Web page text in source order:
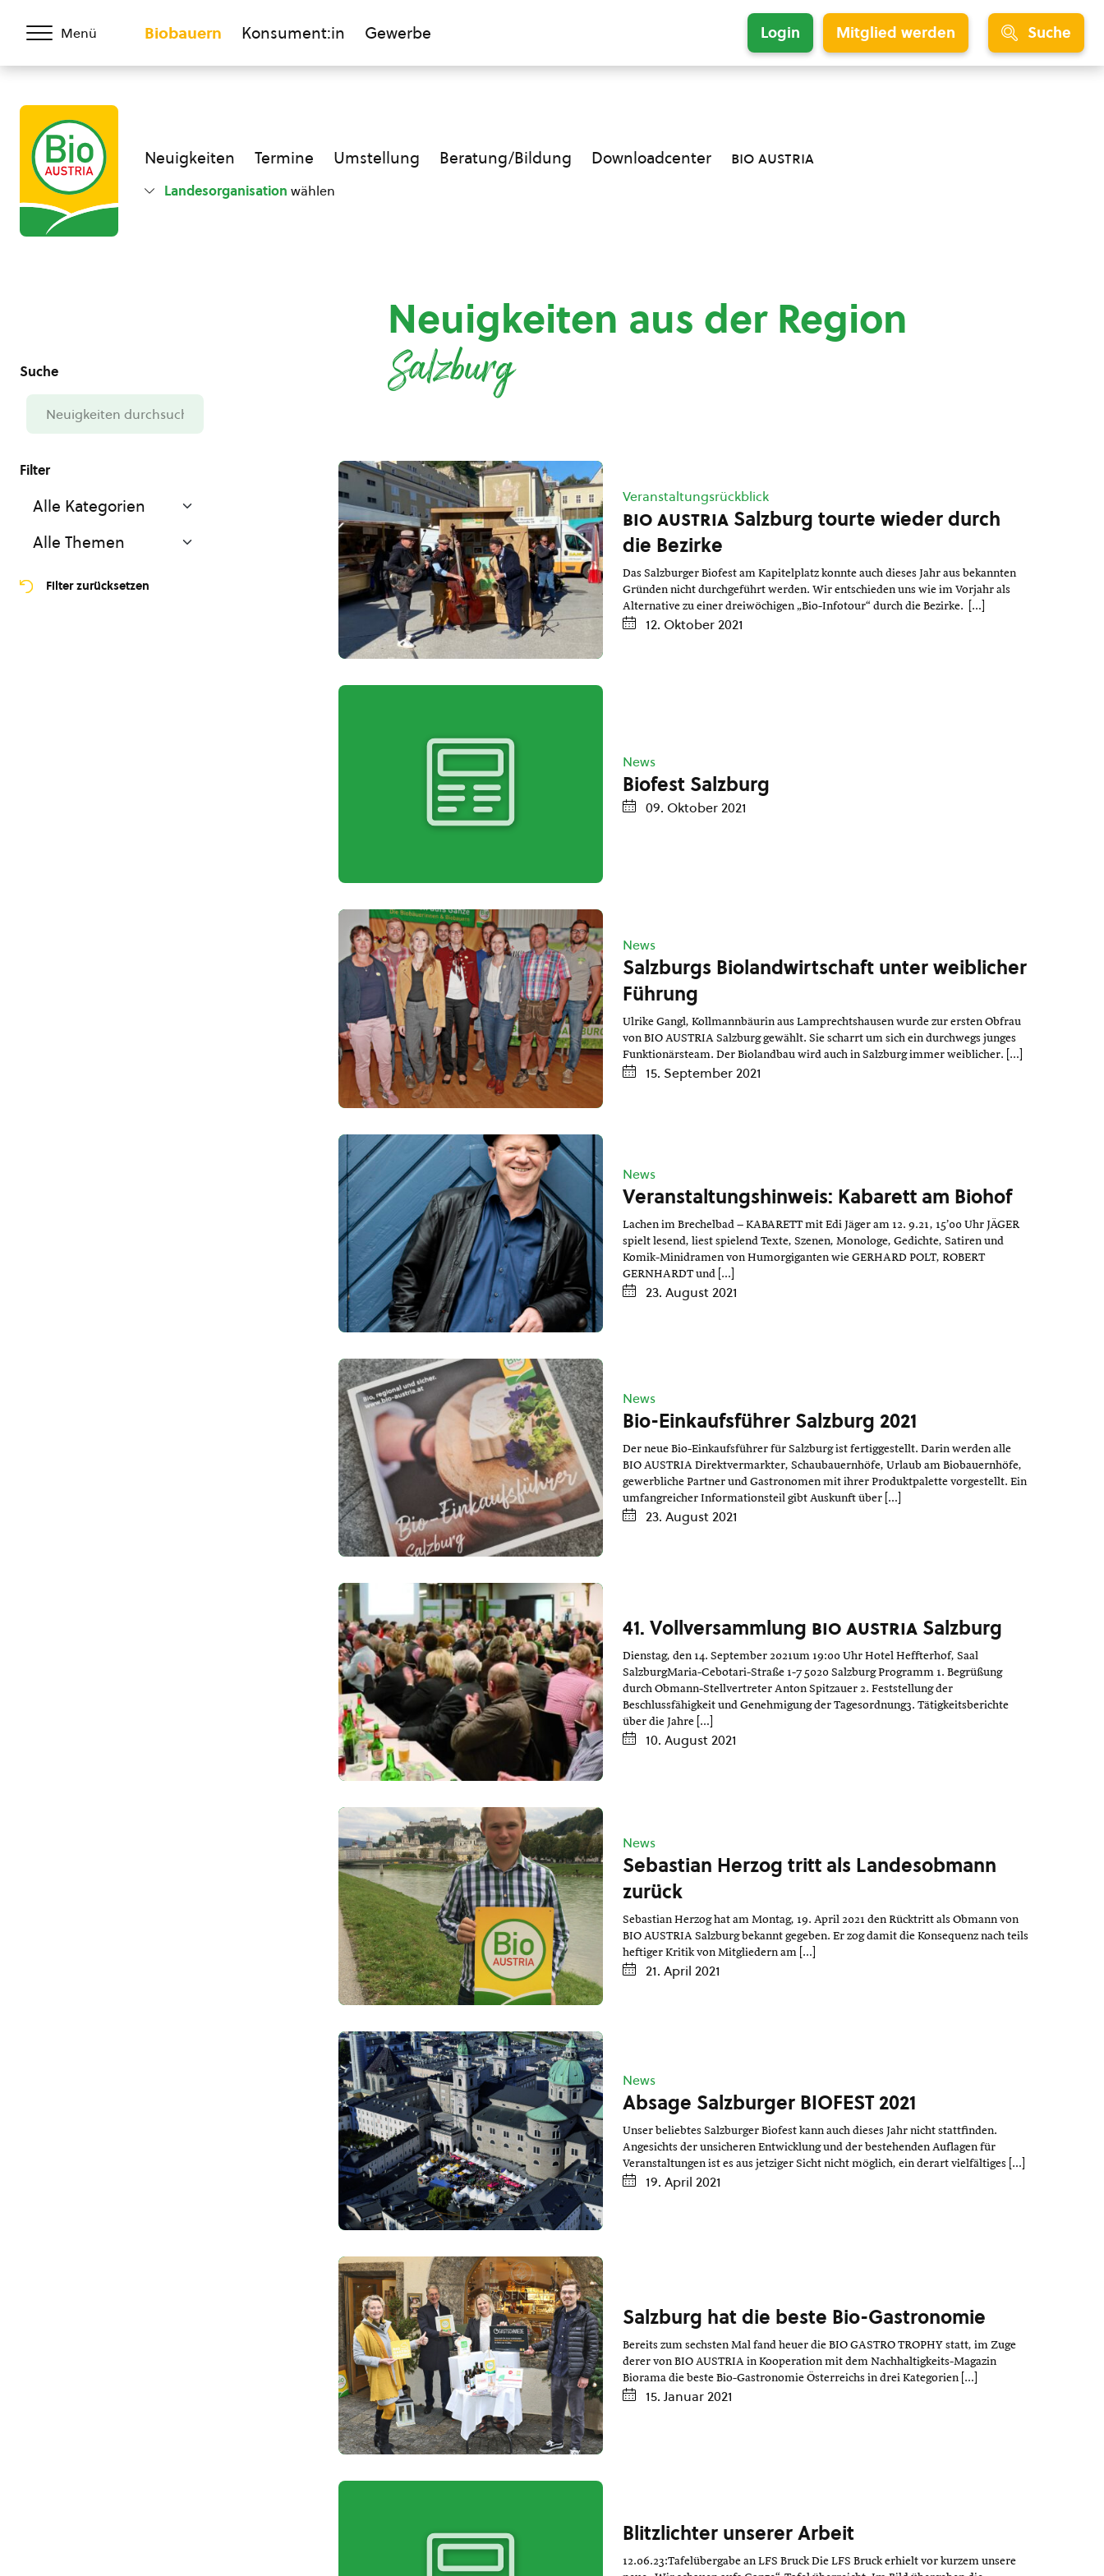
Menü Biobauern Konsument:in Gewerbe Login Mitglied werden Suche
Neuigkeiten Termine Umstellung Beratung/Bildung Downloadcenter bio austria
Landesorganisation wählen
Neuigkeiten aus der Region
Salzburg
Veranstaltungsrückblick
bio austriaSalzburg tourte wieder durch
die Bezirke
Das Salzburger Biofest am Kapitelplatz konnte auch dieses Jahr aus bekannten
Gründen nicht durchgeführt werden. Wir entschieden uns wie im Vorjahr als
Alternative zu einer dreiwöchigen „Bio-Infotour“ durch die Bezirke. […]
12. Oktober 2021
News
Biofest Salzburg
09. Oktober 2021
News
Salzburgs Biolandwirtschaft unter weiblicher
Führung
Ulrike Gangl, Kollmannbäurin aus Lamprechtshausen wurde zur ersten Obfrau
von BIO AUSTRIA Salzburg gewählt. Sie scharrt um sich ein durchwegs junges
Funktionärsteam. Der Biolandbau wird auch in Salzburg immer weiblicher. […]
15. September 2021
News
Veranstaltungshinweis: Kabarett am Biohof
Lachen im Brechelbad – KABARETT mit Edi Jäger am 12. 9.21, 15’00 Uhr JÄGER
spielt lesend, liest spielend Texte, Szenen, Monologe, Gedichte, Satiren und
Komik-Minidramen von Humorgiganten wie GERHARD POLT, ROBERT
GERNHARDT und […]
23. August 2021
News
Bio-Einkaufsführer Salzburg 2021
Der neue Bio-Einkaufsführer für Salzburg ist fertiggestellt. Darin werden alle
BIO AUSTRIA Direktvermarkter, Schaubauernhöfe, Urlaub am Biobauernhöfe,
gewerbliche Partner und Gastronomen mit ihrer Produktpalette vorgestellt. Ein
umfangreicher Informationsteil gibt Auskunft über […]
23. August 2021
41. Vollversammlung bio austriaSalzburg
Dienstag, den 14. September 2021um 19:00 Uhr Hotel Heffterhof, Saal
SalzburgMaria-Cebotari-Straße 1-7 5020 Salzburg Programm 1. Begrüßung
durch Obmann-Stellvertreter Anton Spitzauer 2. Feststellung der
Beschlussfähigkeit und Genehmigung der Tagesordnung3. Tätigkeitsberichte
über die Jahre […]
10. August 2021
News
Sebastian Herzog tritt als Landesobmann
zurück
Sebastian Herzog hat am Montag, 19. April 2021 den Rücktritt als Obmann von
BIO AUSTRIA Salzburg bekannt gegeben. Er zog damit die Konsequenz nach teils
heftiger Kritik von Mitgliedern am […]
21. April 2021
News
Absage Salzburger BIOFEST 2021
Unser beliebtes Salzburger Biofest kann auch dieses Jahr nicht stattfinden.
Angesichts der unsicheren Entwicklung und der bestehenden Auflagen für
Veranstaltungen ist es aus jetziger Sicht nicht möglich, ein derart vielfältiges […]
19. April 2021
Salzburg hat die beste Bio-Gastronomie
Bereits zum sechsten Mal fand heuer die BIO GASTRO TROPHY statt, im Zuge
derer von BIO AUSTRIA in Kooperation mit dem Nachhaltigkeits-Magazin
Biorama die beste Bio-Gastronomie Österreichs in drei Kategorien […]
15. Januar 2021
Blitzlichter unserer Arbeit
12.06.23:Tafelübergabe an LFS Bruck Die LFS Bruck erhielt vor kurzem unsere
Filter zurücksetzen